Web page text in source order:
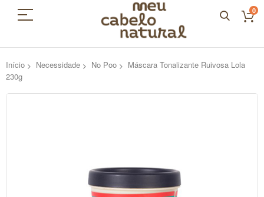
0
Início Necessidade No Poo
Máscara Tonalizante Ruivosa Lola
230g